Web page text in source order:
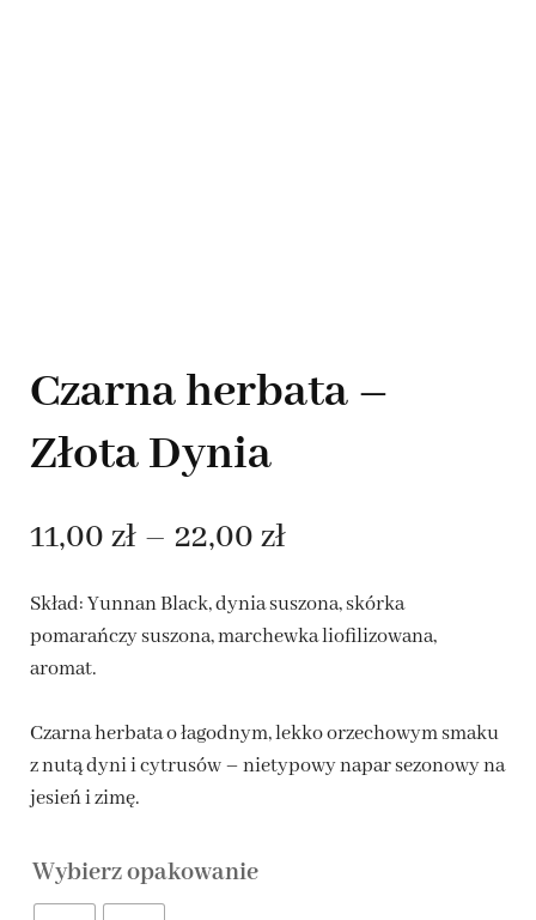
Czarna herbata –
Złota Dynia
11,00 zł – 22,00 złZakres
cen:
od
do
Skład: Yunnan Black, dynia suszona, skórka
pomarańczy suszona, marchewka liofilizowana,
aromat.
Czarna herbata o łagodnym, lekko orzechowym smaku
z nutą dyni i cytrusów – nietypowy napar sezonowy na
jesień i zimę.
Wybierz opakowanie